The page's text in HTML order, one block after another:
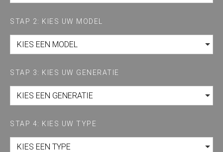
STAP 2: KIES UW MODEL
KIES EEN MODEL
STAP 3: KIES UW GENERATIE
KIES EEN GENERATIE
STAP 4: KIES UW TYPE
KIES EEN TYPE